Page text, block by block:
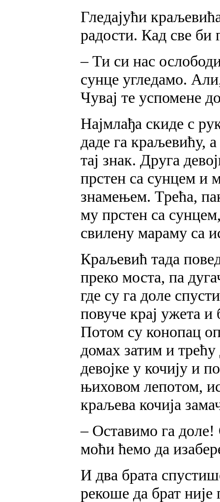
Гледајући
радости. Кад све би
– Ти си нас
сунце угледамо.
Чувај те успомене
Најмлађа скиде с
даде га краљевићу,
тај знак. Друга
прстен са сунцем и
знамењем. Трећа,
му прстен са
свилену мараму са
Краљевић тада
преко моста, па
где су га доле
повуче крај ужета и
Потом су конопац
домах затим и
девојке у кочију и
њиховом лепотом,
краљева кочија
– Оставимо га доле!
моћи ћемо да
И два брата
рекоше да брат није